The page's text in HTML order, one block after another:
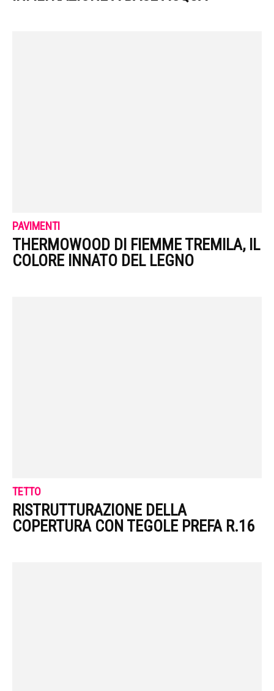
PAVIMENTI
THERMOWOOD DI FIEMME TREMILA, IL
COLORE INNATO DEL LEGNO
TETTO
RISTRUTTURAZIONE DELLA
COPERTURA CON TEGOLE PREFA R.16